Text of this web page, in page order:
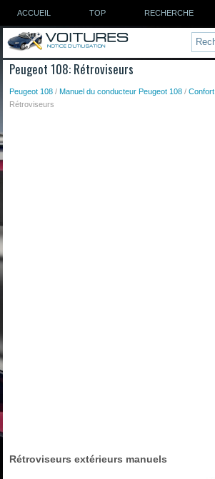
ACCUEIL TOP RECHERCHE
Peugeot 108: Rétroviseurs
Peugeot 108 /Manuel du conducteur Peugeot 108 /Confort
Rétroviseurs
Rétroviseurs extérieurs manuels